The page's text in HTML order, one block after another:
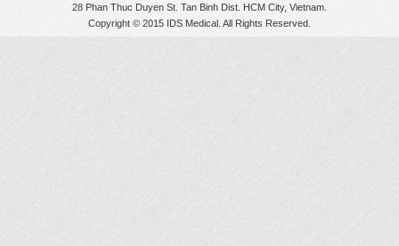
28 Phan Thuc Duyen St. Tan Binh Dist. HCM City, Vietnam.
Copyright © 2015 IDS Medical. All Rights Reserved.